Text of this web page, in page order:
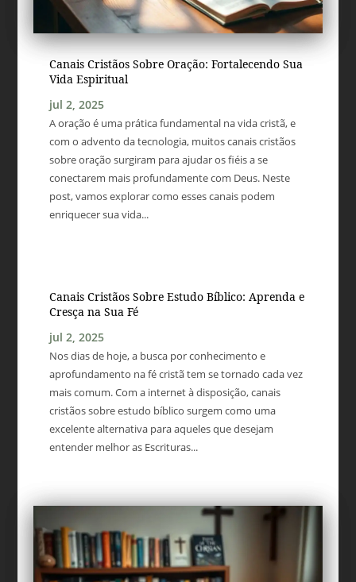
Canais Cristãos Sobre Oração: Fortalecendo Sua
Vida Espiritual
jul 2, 2025
A oração é uma prática fundamental na vida cristã, e
com o advento da tecnologia, muitos canais cristãos
sobre oração surgiram para ajudar os fiéis a se
conectarem mais profundamente com Deus. Neste
post, vamos explorar como esses canais podem
enriquecer sua vida...
Canais Cristãos Sobre Estudo Bíblico: Aprenda e
Cresça na Sua Fé
jul 2, 2025
Nos dias de hoje, a busca por conhecimento e
aprofundamento na fé cristã tem se tornado cada vez
mais comum. Com a internet à disposição, canais
cristãos sobre estudo bíblico surgem como uma
excelente alternativa para aqueles que desejam
entender melhor as Escrituras...